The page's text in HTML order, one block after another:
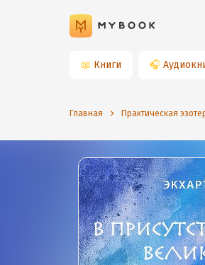
📖 Книги 🎧
Главная Практическая